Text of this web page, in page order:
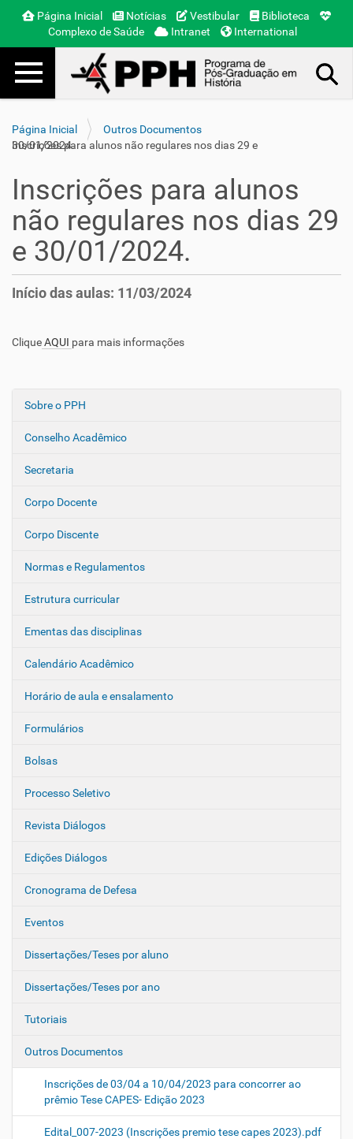
Página Inicial Notícias Vestibular
Biblioteca
Complexo de Saúde
Intranet International
Toggle navigation
Página Inicial
Outros Documentos
Inscrições para alunos não regulares nos dias 29 e 30/01/2024.
N
e
a
ç
o
Sobre o PPH
Conselho Acadêmico
Secretaria
Corpo Docente
Corpo Discente
Normas e Regulamentos
Estrutura curricular
Ementas das disciplinas
Calendário Acadêmico
Horário de aula e ensalamento
Formulários
Bolsas
Processo Seletivo
Revista Diálogos
Edições Diálogos
Cronograma de Defesa
Eventos
Dissertações/Teses por aluno
Dissertações/Teses por ano
Tutoriais
Outros Documentos
Inscrições de 03/04 a 10/04/2023 para concorrer ao
prêmio Tese CAPES- Edição 2023
Edital_007-2023 (Inscrições premio tese capes 2023).pdf
Inscrições para alunos
não regulares nos dias 29
e 30/01/2024.
Início das aulas: 11/03/2024
CliqueAQUI para mais informações